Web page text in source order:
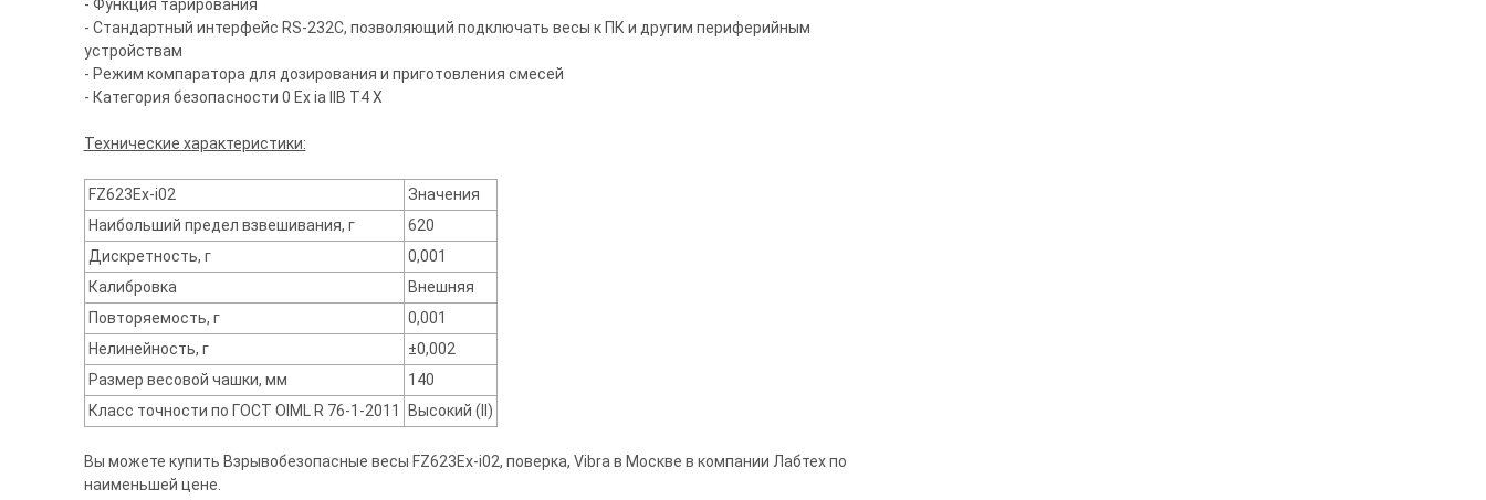
- Функция тарирования
- Стандартный интерфейс RS-232C, позволяющий подключать весы к ПК и другим периферийным
устройствам
- Режим компаратора для дозирования и приготовления смесей
- Категория безопасности 0 Ex ia IIB T4 X
Технические характеристики:
FZ623Ex-i02
Значения
Наибольший предел взвешивания, г
620
Дискретность, г
0,001
Калибровка
Внешняя
Повторяемость, г
0,001
Нелинейность, г
±0,002
Размер весовой чашки, мм
140
Класс точности по ГОСТ OIML R 76-1-2011
Высокий (II)
Вы можете купить Взрывобезопасные весы FZ623Ex-i02, поверка, Vibra в Москве в компании Лабтех по
наименьшей цене.